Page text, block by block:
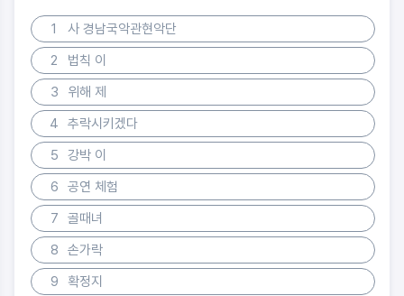
1
사 경남국악관현악단
2
법칙 이
3
위해 제
4
추락시키겠다
5
강박 이
6
공연 체험
7
골때녀
8
손가락
9
확정지